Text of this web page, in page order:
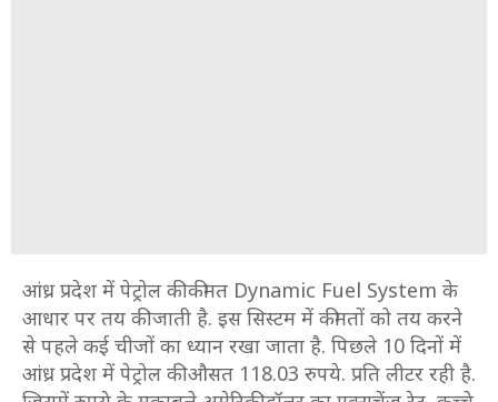
आंध्र प्रदेश में पेट्रोल की कीमत Dynamic Fuel System के
आधार पर तय की जाती है. इस सिस्टम में कीमतों को तय करने
से पहले कई चीजों का ध्यान रखा जाता है. पिछले 10 दिनों में
आंध्र प्रदेश में पेट्रोल की औसत 118.03 रुपये. प्रति लीटर रही है.